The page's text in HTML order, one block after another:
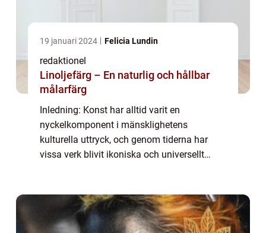
19 januari 2024 Felicia Lundin
redaktionel
Linoljefärg – En naturlig och hållbar
målarfärg
Inledning: Konst har alltid varit en
nyckelkomponent i mänsklighetens
kulturella uttryck, och genom tiderna har
vissa verk blivit ikoniska och universellt